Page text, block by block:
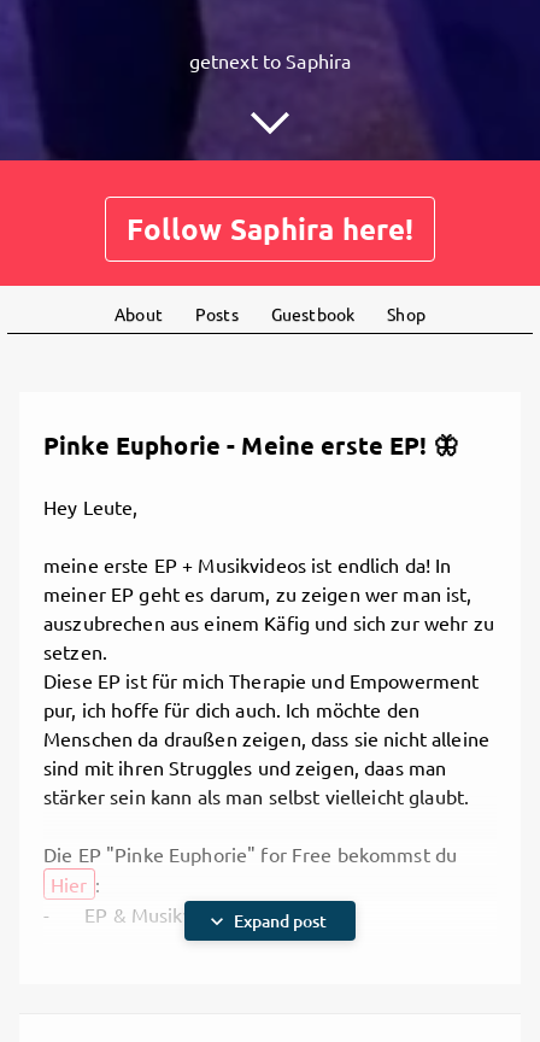
getnext to Saphira
Follow Saphira here!
About Posts Guestbook Shop
Pinke Euphorie - Meine erste EP! 🦋
Hey Leute,
meine erste EP + Musikvideos ist endlich da! In
meiner EP geht es darum, zu zeigen wer man ist,
auszubrechen aus einem Käfig und sich zur wehr zu
setzen.
Diese EP ist für mich Therapie und Empowerment
pur, ich hoffe für dich auch. Ich möchte den
Menschen da draußen zeigen, dass sie nicht alleine
sind mit ihren Struggles und zeigen, daas man
stärker sein kann als man selbst vielleicht glaubt.
Die EP "Pinke Euphorie" for Free bekommst du
Hier :
- EP & Musikvideos
expand_more Expand post